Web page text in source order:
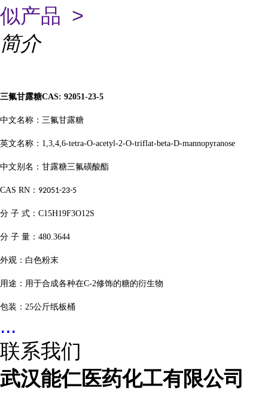
似产品 >
简介
三氟甘露糖CAS: 92051-23-5
中文名称：三氟甘露糖
英文名称： 1,3,4,6-tetra-O-acetyl-2-O-triflat-beta-D-mannopyranose
中文别名：甘露糖三氟磺酸酯
CAS RN ： 92051-23-5
分 子 式： C15H19F3O12S
分 子 量： 480.3644
外观：白色粉末
用途：用于合成各种在C-2修饰的糖的衍生物
包装： 25公斤纸板桶
...
联系我们
武汉能仁医药化工有限公司